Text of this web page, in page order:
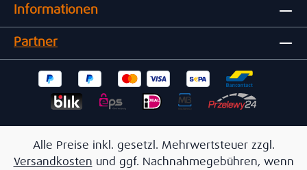
Informationen
Partner
Alle Preise inkl. gesetzl. Mehrwertsteuer zzgl.
Versandkosten und ggf. Nachnahmegebühren, wenn